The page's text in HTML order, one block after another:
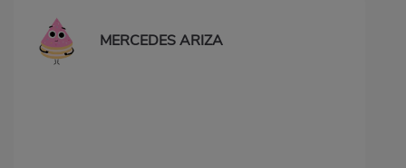
MERCEDES ARIZA